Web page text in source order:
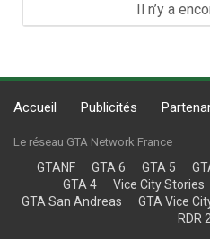
Il n’y a
Accueil Publicités
Le réseau GTA Network France
GTANF GTA 6 GTA 5
GTA 4
Vice City Stories
GTA San Andreas
GTA Vice
RDR